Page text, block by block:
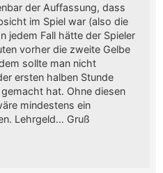
der Auffassung, dass
im Spiel war (also die
jedem Fall hätte der Spieler
vorher die zweite Gelbe
sollte man nicht
ersten halben Stunde
hat. Ohne diesen
mindestens ein
Lehrgeld… Gruß